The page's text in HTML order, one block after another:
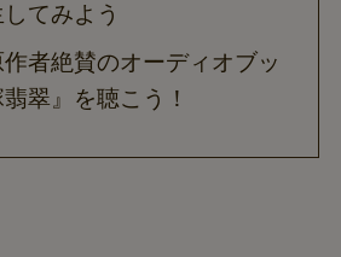
てみよう
作者絶賛のオーディオブッ
翠』を聴こう！